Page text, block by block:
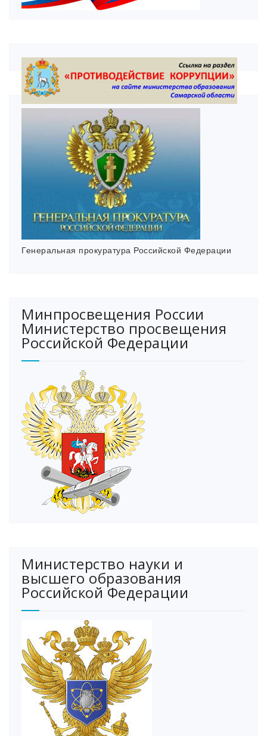
Генеральная прокуратура Российской Федерации
Минпросвещения России
Министерство просвещения
Российской Федерации
Министерство науки и
высшего образования
Российской Федерации